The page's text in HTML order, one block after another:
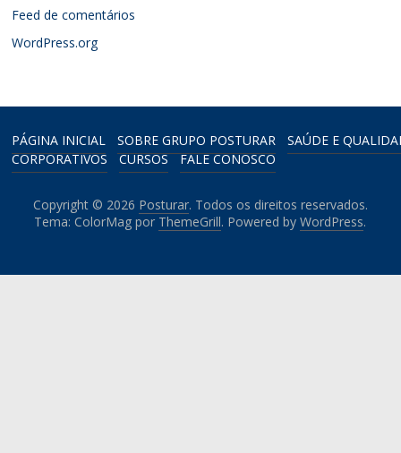
Feed de comentários
WordPress.org
PÁGINA INICIAL SOBRE GRUPO POSTURAR
SAÚDE E
CORPORATIVOS
CURSOS FALE CONOSCO
Copyright © 2026 Posturar. Todos os direitos reservados.
Tema: ColorMag por ThemeGrill. Powered byWordPress.